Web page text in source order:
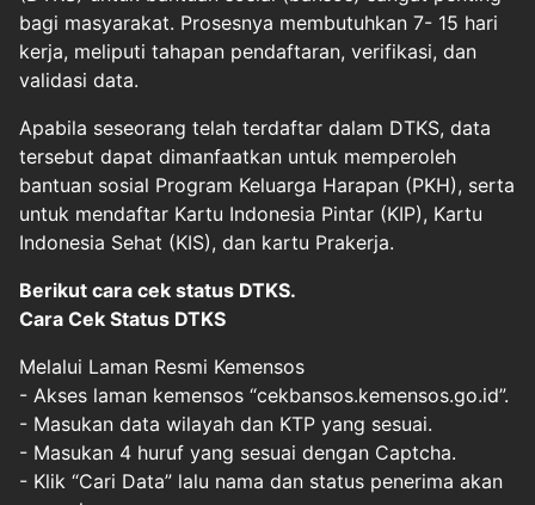
bagi masyarakat. Prosesnya membutuhkan 7- 15 hari
kerja, meliputi tahapan pendaftaran, verifikasi, dan
validasi data.
Apabila seseorang telah terdaftar dalam DTKS, data
tersebut dapat dimanfaatkan untuk memperoleh
bantuan sosial Program Keluarga Harapan (PKH), serta
untuk mendaftar Kartu Indonesia Pintar (KIP), Kartu
Indonesia Sehat (KIS), dan kartu Prakerja.
Berikut cara cek status DTKS.
Cara Cek Status DTKS
Melalui Laman Resmi Kemensos
- Akses laman kemensos “cekbansos.kemensos.go.id”.
- Masukan data wilayah dan KTP yang sesuai.
- Masukan 4 huruf yang sesuai dengan Captcha.
- Klik “Cari Data” lalu nama dan status penerima akan